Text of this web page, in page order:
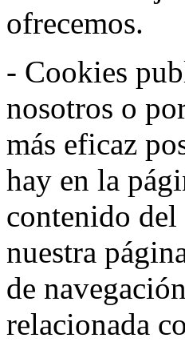
ofrecemos.
- Cookies
nosotros o
más eficaz
hay en la
contenido
nuestra
de
relacionada